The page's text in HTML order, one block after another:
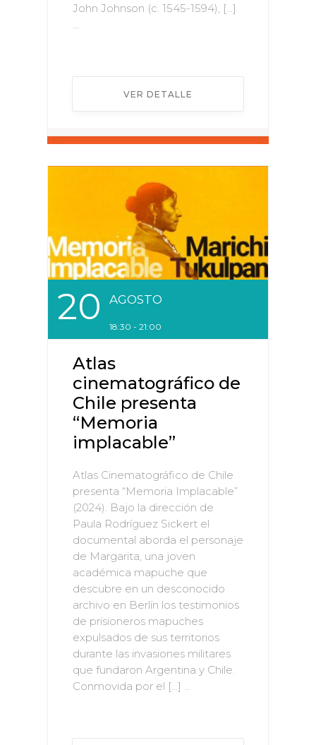
John Johnson (c. 1545-1594), […]
...
VER DETALLE
20 AGOSTO
18:30 - 21:00
Atlas
cinematográfico de
Chile presenta
“Memoria
implacable”
Atlas Cinematográfico de Chile
presenta “Memoria Implacable”
(2024). Bajo la dirección de
Paula Rodríguez Sickert el
documental aborda el personaje
de Margarita, una joven
académica mapuche que
descubre en un desconocido
archivo en Berlín los testimonios
de prisioneros mapuches
expulsados de sus territorios
durante las invasiones militares
que fundaron Argentina y Chile.
Conmovida por el […] ...